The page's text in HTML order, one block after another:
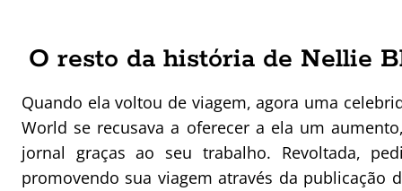
O resto da história de Nellie
Quando ela voltou de viagem, agora uma
World se recusava a oferecer a ela um
jornal graças ao seu trabalho. Revoltada,
promovendo sua viagem através da publicação